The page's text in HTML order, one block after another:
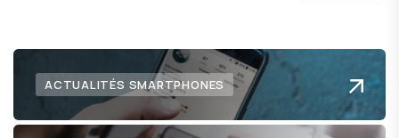
ACTUALITÉS SMARTPHONES